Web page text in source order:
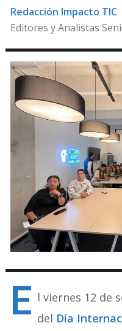
Redacción Impacto TIC
Editores y Analistas
E l viernes 12 de
del Día